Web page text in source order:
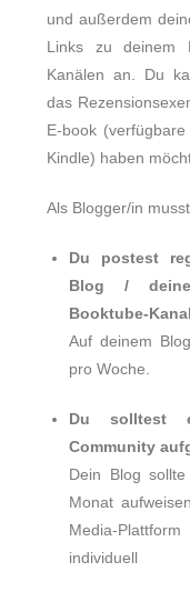
und außerdem
Links zu deinem
Kanälen an. Du
das
E-book
Kindle) haben
Als Blogger/in
Du postest
Blog /
Booktube-
Auf deinem
pro Woche.
Du solltest
Community
Dein Blog
Monat
Media-
individuell